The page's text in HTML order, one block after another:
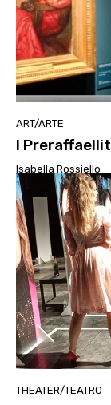
ART/ARTE
I
Isabella Rossiello -
THEATER/TEATRO